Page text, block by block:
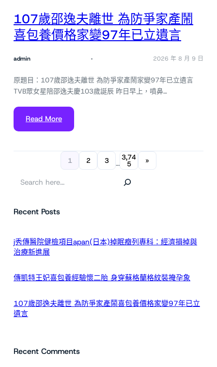
107歲邵逸夫離世 為防爭家產鬧
喜包養價格家變97年已立遺言
admin 2026 年 8 月 9 日
原題目：107歲邵逸夫離世 為防爭家產鬧家變97年已立遺言
TVB眾女星陪邵逸夫慶103歲誕辰 昨日早上，噴鼻…
Read More
1 2 3 …
3,74
5 »
Recent Posts
j秀傳醫院健檢項目apan(日本)掉眠癥列專科：經濟損掉與
治療新進展
傳凱特王妃喜包養經驗懷二胎 身穿蘇格蘭格紋裝掩孕象
107歲邵逸夫離世 為防爭家產鬧喜包養價格家變97年已立
遺言
Recent Comments